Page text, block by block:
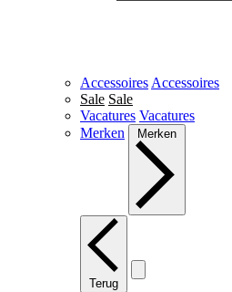
Accessoires Accessoires
Sale Sale
Vacatures Vacatures
Merken
Merken
Terug